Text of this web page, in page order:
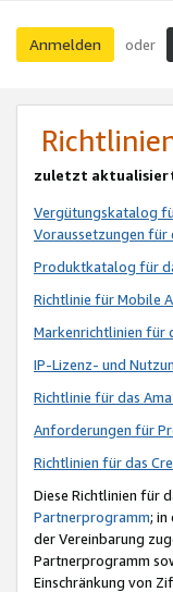
Anmelden oder
zuletzt
Vergütungskatalog
Voraussetzungen für
Produktkatalog für
Richtlinie für Mobile
Markenrichtlinien für
IP-Lizenz- und
Richtlinie für das
Anforderungen für
Richtlinien für das
Diese Richtlinien für
Partnerprogramm; in
der Vereinbarung
Partnerprogramm
Einschränkung von